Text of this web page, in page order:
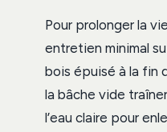
Pour prolonger la
entretien minimal
bois épuisé à la fin
la bâche vide
l’eau claire pour